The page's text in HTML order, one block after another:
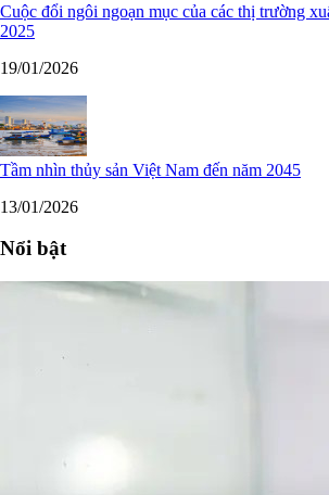
Cuộc đổi ngôi ngoạn mục của các thị trường
2025
19/01/2026
Tầm nhìn thủy sản Việt Nam đến năm 2045
13/01/2026
Nổi bật